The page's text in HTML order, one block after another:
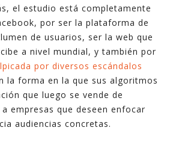
el estudio está completamente
por ser la plataforma de
de usuarios, ser la web que
a nivel mundial, y también por
por diversos escándalos
la forma en la que sus algoritmos
que luego se vende de
empresas que deseen enfocar
audiencias concretas.